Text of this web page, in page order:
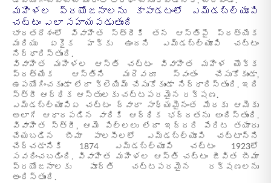
మహిళల ప్రయోజనాలను కాపాడటంలో ఎమ్‌డబ్ల్యూపి
చట్టం ఎలా సహాయపడుతుంది
భారతదేశంలో వివాహిత స్త్రీకి తన ఆస్తిపై ప్రత్యేక
మరియు ఏకైక హక్కు ఉందని ఎమ్‌డబ్ల్యూపి చట్టం
నిర్ధారిస్తుంది.
వివాహిత మహిళల ఆస్తి చట్టం వివాహిత మహిళ యొక్క
ప్రత్యేక ఆస్తిని మరెవరూ స్వంతం చేసుకోకుండా,
ఉపయోగించకుండా లేదా క్లెయిమ్ చేసుకోకుండా నిర్ధారిస్తుంది. ఇది
స్త్రీ ఆర్థిక ఆస్తులకు చట్టపరమైన రక్షణ.
ఎమ్‌డబ్ల్యూపిఏ చట్టం ద్వారా సాధ్యమైనంత మేరకు ఆమెకు
అలాగే ఆధారపడిన వారికి ఆర్థిక భద్రతను అందిస్తుంది.
వివాహిత స్త్రీ, ఆమె పిల్లలు లేదా ఇద్దరి పేరిట తయారు
చేయబడిన బీమా పాలసీలలో ఎమ్‌డబ్ల్యూపి చట్టాన్ని
చేర్చడానికి 1874 ఎమ్‌డబ్ల్యూపి చట్టం 1923లో
సవరించబడింది. వివాహిత మహిళల ఆస్తి చట్టం జీవిత బీమా
ప్రయోజనాలకు పూర్తి చట్టపరమైన రక్షణలను
అందిస్తుంది.